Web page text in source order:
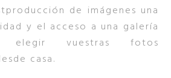
de imágenes una
y el acceso a una galería
elegir vuestras fotos
casa.